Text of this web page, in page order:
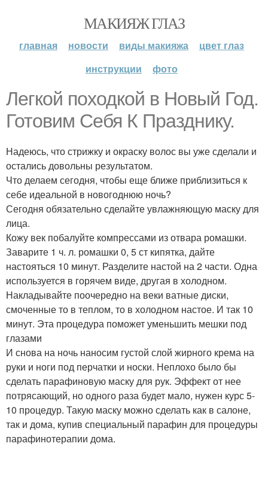
МАКИЯЖ ГЛАЗ
главная новости виды макияжа
цвет глаз
инструкции
фото
Легкой походкой в Новый Год.
Готовим Себя К Празднику.
Надеюсь, что стрижку и окраску волос вы уже сделали и
остались довольны результатом.
Что делаем сегодня, чтобы еще ближе приблизиться к
себе идеальной в новогоднюю ночь?
Сегодня обязательно сделайте увлажняющую маску для
лица.
Кожу век побалуйте компрессами из отвара ромашки.
Заварите 1 ч. л. ромашки 0, 5 ст кипятка, дайте
настояться 10 минут. Разделите настой на 2 части. Одна
используется в горячем виде, другая в холодном.
Накладывайте поочередно на веки ватные диски,
смоченные то в теплом, то в холодном настое. И так 10
минут. Эта процедура поможет уменьшить мешки под
глазами
И снова на ночь наносим густой слой жирного крема на
руки и ноги под перчатки и носки. Неплохо было бы
сделать парафиновую маску для рук. Эффект от нее
потрясающий, но одного раза будет мало, нужен курс 5-
10 процедур. Такую маску можно сделать как в салоне,
так и дома, купив специальный парафин для процедуры
парафинотерапии дома.